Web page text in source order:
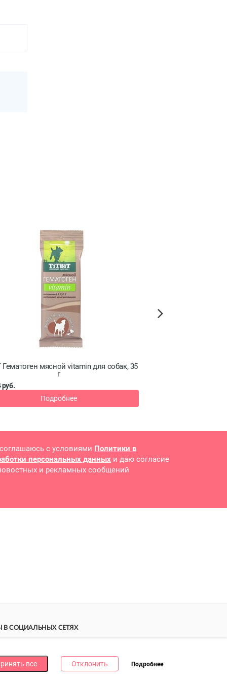
Гематоген мясной vitamin для собак, 35
г
руб.
Подробнее
с условиями Политики в
персональных данных и даю согласие
и рекламных сообщений
все Отклонить Подробнее
В СОЦИАЛЬНЫХ СЕТЯХ
за каждую!